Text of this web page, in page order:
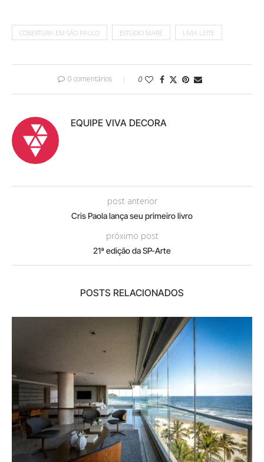
COBERTURA EM SÃO PAULO ESTÚDIO MARÉ LIVIA LEITE
0 comentários 0
EQUIPE VIVA DECORA
post anterior
Cris Paola lança seu primeiro livro
próximo post
21ª edição da SP-Arte
POSTS RELACIONADOS